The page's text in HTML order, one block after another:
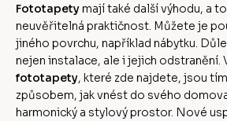
Fototapetymají také další výhodu, a
neuvěřitelná praktičnost. Můžete je
jiného povrchu, například nábytku.
nejen instalace, ale i jejich odstranění.
fototapety, které zde najdete, jsou
způsobem, jak vnést do svého
harmonický a stylový prostor. Nové